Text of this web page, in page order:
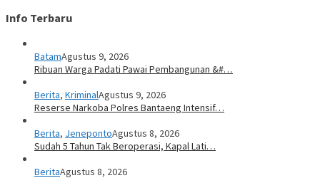
Info Terbaru
BatamAgustus 9, 2026
Ribuan Warga Padati Pawai Pembangunan &#…
Berita, KriminalAgustus 9, 2026
Reserse Narkoba Polres Bantaeng Intensif…
Berita, JenepontoAgustus 8, 2026
Sudah 5 Tahun Tak Beroperasi, Kapal Lati…
BeritaAgustus 8, 2026